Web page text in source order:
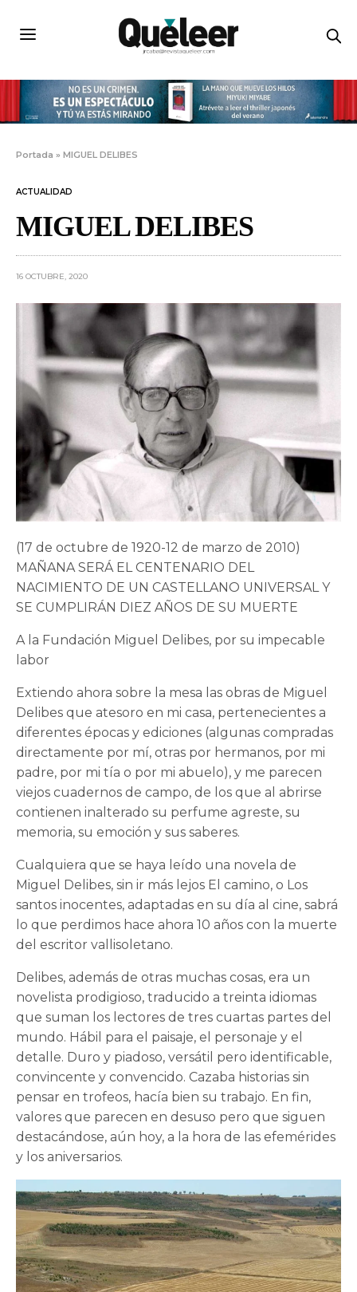
Portada »MIGUEL DELIBES
ACTUALIDAD
MIGUEL DELIBES
16 OCTUBRE, 2020
(17 de octubre de 1920-12 de marzo de 2010)
MAÑANA SERÁ EL CENTENARIO DEL
NACIMIENTO DE UN CASTELLANO UNIVERSAL Y
SE CUMPLIRÁN DIEZ AÑOS DE SU MUERTE
A la Fundación Miguel Delibes, por su impecable
labor
Extiendo ahora sobre la mesa las obras de Miguel
Delibes que atesoro en mi casa, pertenecientes a
diferentes épocas y ediciones (algunas compradas
directamente por mí, otras por hermanos, por mi
padre, por mi tía o por mi abuelo), y me parecen
viejos cuadernos de campo, de los que al abrirse
contienen inalterado su perfume agreste, su
memoria, su emoción y sus saberes.
Cualquiera que se haya leído una novela de
Miguel Delibes, sin ir más lejos El camino, o Los
santos inocentes, adaptadas en su día al cine, sabrá
lo que perdimos hace ahora 10 años con la muerte
del escritor vallisoletano.
Delibes, además de otras muchas cosas, era un
novelista prodigioso, traducido a treinta idiomas
que suman los lectores de tres cuartas partes del
mundo. Hábil para el paisaje, el personaje y el
detalle. Duro y piadoso, versátil pero identificable,
convincente y convencido. Cazaba historias sin
pensar en trofeos, hacía bien su trabajo. En fin,
valores que parecen en desuso pero que siguen
destacándose, aún hoy, a la hora de las efemérides
y los aniversarios.